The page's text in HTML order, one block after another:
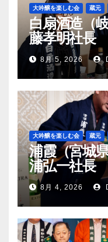
大吟醸を楽しむ会 蔵元
白扇酒造（
藤孝明社長
8月 5, 2026
大吟醸を楽しむ会 蔵元
浦霞（宮城
浦弘一社長
8月 4, 2026